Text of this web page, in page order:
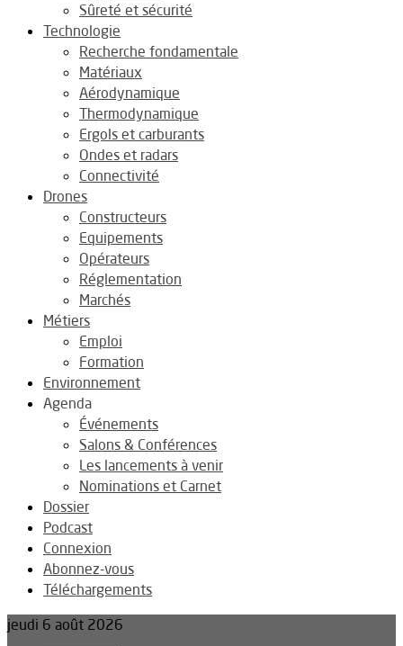
Sûreté et sécurité
Technologie
Recherche fondamentale
Matériaux
Aérodynamique
Thermodynamique
Ergols et carburants
Ondes et radars
Connectivité
Drones
Constructeurs
Equipements
Opérateurs
Réglementation
Marchés
Métiers
Emploi
Formation
Environnement
Agenda
Événements
Salons & Conférences
Les lancements à venir
Nominations et Carnet
Dossier
Podcast
Connexion
Abonnez-vous
Téléchargements
jeudi 6 août 2026